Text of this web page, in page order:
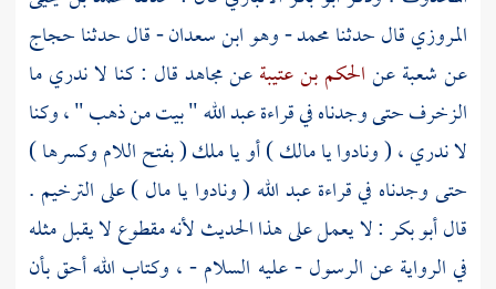
المروزيقال حدثنامحمد - وهو ابن سعدان- قال حدثناحجاج
عنشعبةعنالحكم بن عتيبةعنمجاهدقال : كنا لا ندري ما
الزخرف حتى وجدناه في قراءةعبد الله" بيت من ذهب " ، وكنا
لا ندري ، ( ونادوا يا مالك ) أو يا ملك ( بفتح اللام وكسرها )
حتى وجدناه في قراءةعبد الله( ونادوا يا مال ) على الترخيم .
قالأبو بكر: لا يعمل على هذا الحديث لأنه مقطوع لا يقبل مثله
في الرواية عن الرسول - عليه السلام - ، وكتاب الله أحق بأن